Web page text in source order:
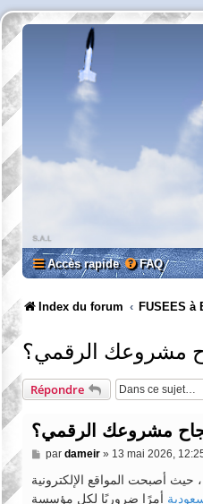
Accès rapide FAQ
Index du forum FUSEES à
مشروعك الرقمي؟
Répondre
مشروعك الرقمي؟
M
s
s
par dameir» 13 mai 2026,
أصبحت المواقع الإلكترونية
أمرًا ضروريًا لكل مؤسسة